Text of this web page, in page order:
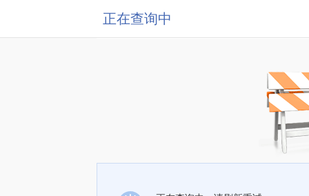
正在查询中